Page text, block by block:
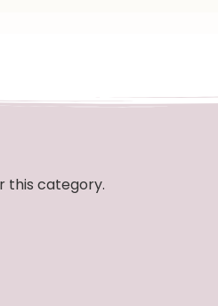
this category.